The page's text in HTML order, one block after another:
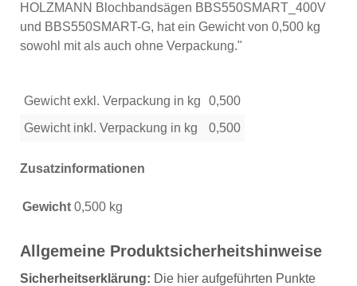
HOLZMANN Blochbandsägen BBS550SMART_400V
und BBS550SMART-G, hat ein Gewicht von 0,500 kg
sowohl mit als auch ohne Verpackung."
Gewicht exkl. Verpackung in kg
0,500
Gewicht inkl. Verpackung in kg
0,500
Zusatzinformationen
Gewicht 0,500 kg
Allgemeine Produktsicherheitshinweise
Sicherheitserklärung: Die hier aufgeführten Punkte